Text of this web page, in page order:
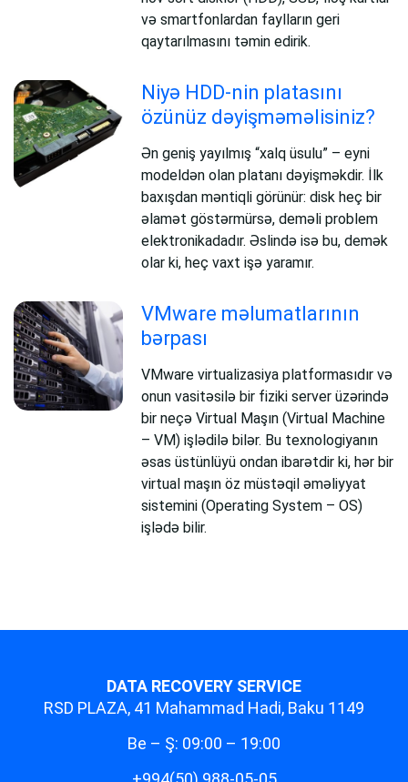
və smartfonlardan faylların geri
qaytarılmasını təmin edirik.
Niyə HDD-nin platasını
özünüz dəyişməməlisiniz?
Ən geniş yayılmış “xalq üsulu” – eyni
modeldən olan platanı dəyişməkdir. İlk
baxışdan məntiqli görünür: disk heç bir
əlamət göstərmürsə, deməli problem
elektronikadadır. Əslində isə bu, demək
olar ki, heç vaxt işə yaramır.
VMware məlumatlarının
bərpası
VMware virtualizasiya platformasıdır və
onun vasitəsilə bir fiziki server üzərində
bir neçə Virtual Maşın (Virtual Machine
– VM) işlədilə bilər. Bu texnologiyanın
əsas üstünlüyü ondan ibarətdir ki, hər bir
virtual maşın öz müstəqil əməliyyat
sistemini (Operating System – OS)
işlədə bilir.
DATA RECOVERY SERVICE
RSD PLAZA, 41 Mahammad Hadi, Baku 1149
Be – Ş: 09:00 – 19:00